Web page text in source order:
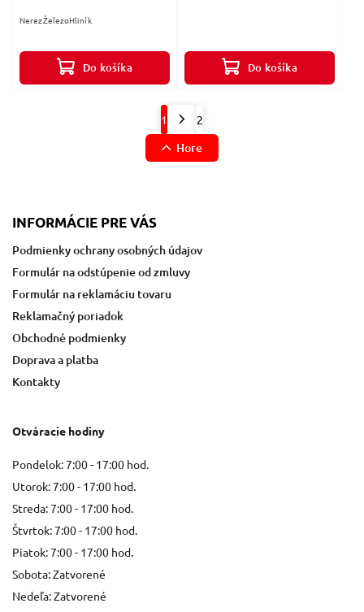
Do košíka
NerezŽelezoHliník
Do košíka
1 2
Hore
INFORMÁCIE PRE VÁS
Podmienky ochrany osobných údajov
Formulár na odstúpenie od zmluvy
Formulár na reklamáciu tovaru
Reklamačný poriadok
Obchodné podmienky
Doprava a platba
Kontakty
Otváracie hodiny
Pondelok: 7:00 - 17:00 hod.
Utorok: 7:00 - 17:00 hod.
Streda: 7:00 - 17:00 hod.
Štvrtok: 7:00 - 17:00 hod.
Piatok: 7:00 - 17:00 hod.
Sobota: Zatvorené
Nedeľa: Zatvorené